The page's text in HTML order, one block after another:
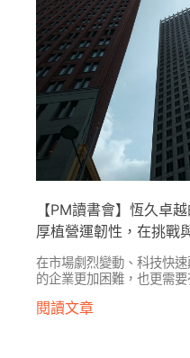
【PM讀書會】恆久卓
厚植營運韌性，在挑戰
在市場劇烈變動、科技快
的企業更加困難，也更需要
閱讀文章